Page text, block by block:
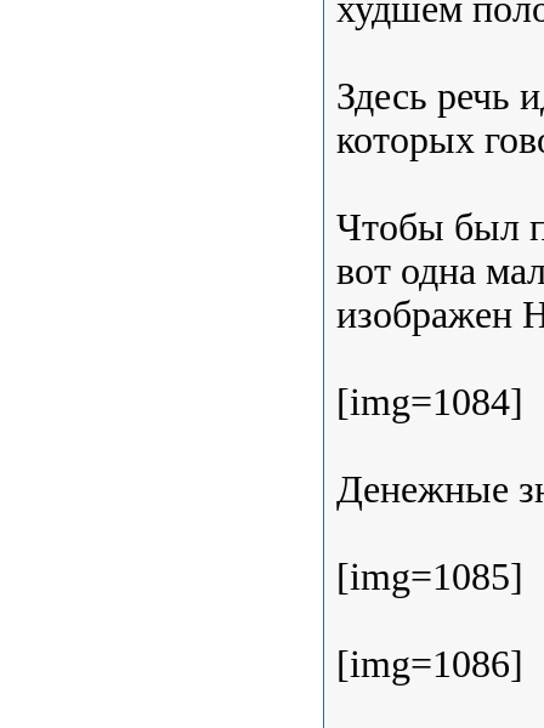
худшем
Здесь речь
которых
Чтобы был
вот одна
изображен
[img=1084]
Денежные
[img=1085]
[img=1086]